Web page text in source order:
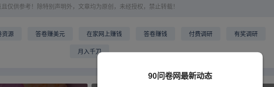
90问卷网最新动态
仅供参考！除特别声明外，文章均为原创，未经授权，禁止转载！
资源 答卷赚美元 在家网上赚钱 答卷赚钱 付费调研 有奖调研
月入千刀